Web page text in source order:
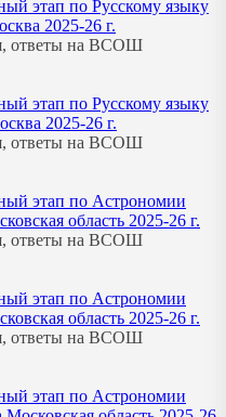
этап по Русскому языку
2025-26 г.
ответы на ВСОШ
этап по Русскому языку
2025-26 г.
ответы на ВСОШ
этап по Астрономии
область 2025-26 г.
ответы на ВСОШ
этап по Астрономии
область 2025-26 г.
ответы на ВСОШ
этап по Астрономии